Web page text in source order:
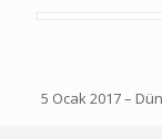
5 Ocak 2017 –